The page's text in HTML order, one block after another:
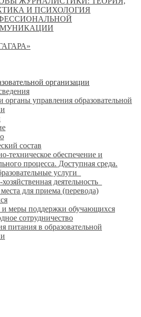
И ПСИХОЛОГИЯ
организации
органы управления образовательной
состав
техническое обеспечение и
процесса. Доступная среда.
услуги
деятельность
для приема (перевода)
меры поддержки обучающихся
сотрудничество
питания в образовательной